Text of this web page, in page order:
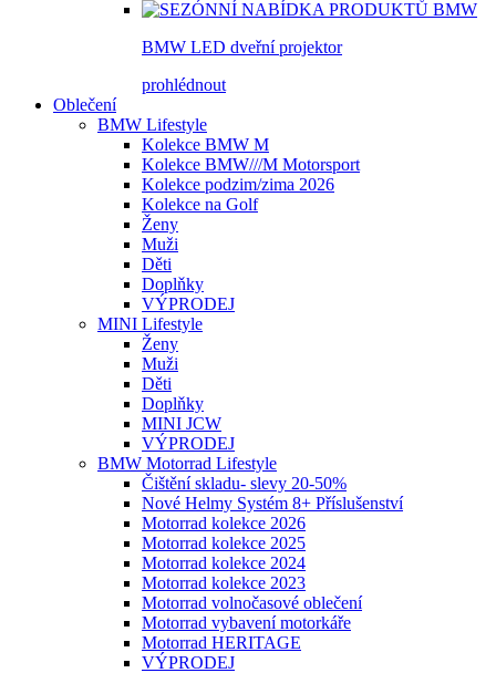
BMW LED dveřní projektor
prohlédnout
Oblečení
BMW Lifestyle
Kolekce BMW M
Kolekce BMW///M Motorsport
Kolekce podzim/zima 2026
Kolekce na Golf
Ženy
Muži
Děti
Doplňky
VÝPRODEJ
MINI Lifestyle
Ženy
Muži
Děti
Doplňky
MINI JCW
VÝPRODEJ
BMW Motorrad Lifestyle
Čištění skladu- slevy 20-50%
Nové Helmy Systém 8+ Příslušenství
Motorrad kolekce 2026
Motorrad kolekce 2025
Motorrad kolekce 2024
Motorrad kolekce 2023
Motorrad volnočasové oblečení
Motorrad vybavení motorkáře
Motorrad HERITAGE
VÝPRODEJ